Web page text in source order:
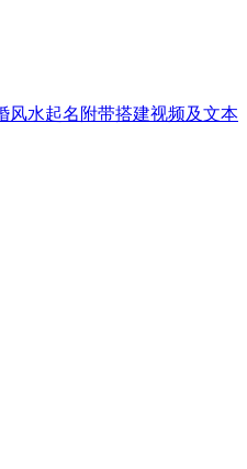
风水起名附带搭建视频及文本